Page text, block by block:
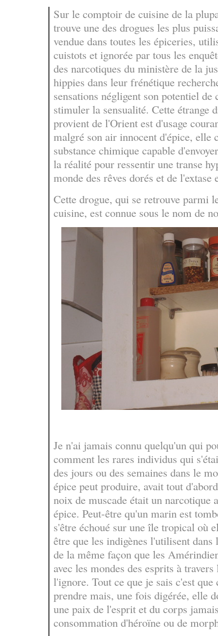
Sur le comptoir de cuisine de la
trouve une des drogues les plus
vendue dans toutes les épiceries,
cuistots et ignorée par tous les
des narcotiques du ministère de la
hippies dans leur frénétique
sensations négligent son potentiel de
stimuler la sensualité. Cette étrange
provient de l'Orient est d'usage
malgré son air innocent d'épice, elle
substance chimique capable
la réalité pour ressentir une transe
monde des rêves dorés et de l'extase
Cette drogue, qui se retrouve parmi
cuisine, est connue sous le nom de
Je n'ai jamais connu quelqu'un qui
comment les rares individus qui
des jours ou des semaines dans le
épice peut produire, avait tout
noix de muscade était un narcotique
épice. Peut-être qu'un marin est
s'être échoué sur une île tropical où
être que les indigènes l'utilisent
de la même façon que les
avec les mondes des esprits à
l'ignore. Tout ce que je sais c'est
prendre mais, une fois digérée, elle
une paix de l'esprit et du corps
consommation d'héroïne ou de